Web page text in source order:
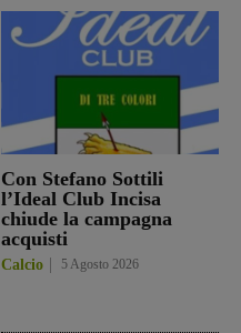
Con Stefano Sottili
l’Ideal Club Incisa
chiude la campagna
acquisti
Calcio 5 Agosto 2026